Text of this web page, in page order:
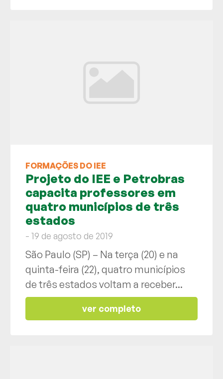
FORMAÇÕES DO IEE
Projeto do IEE e Petrobras
capacita professores em
quatro municípios de três
estados
- 19 de agosto de 2019
São Paulo (SP) – Na terça (20) e na
quinta-feira (22), quatro municípios
de três estados voltam a receber...
ver completo